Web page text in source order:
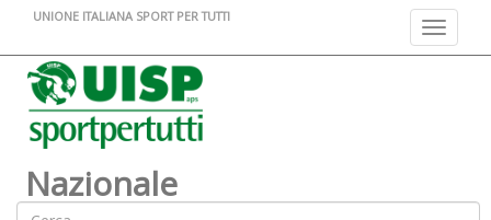
Toggle
UNIONE ITALIANA SPORT PER TUTTI
Nazionale